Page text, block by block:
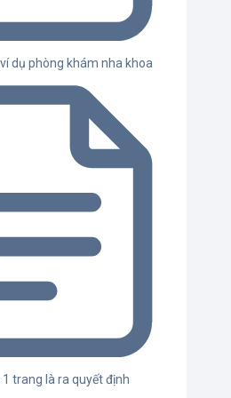
dụ phòng khám nha khoa
1 trang là ra quyết định